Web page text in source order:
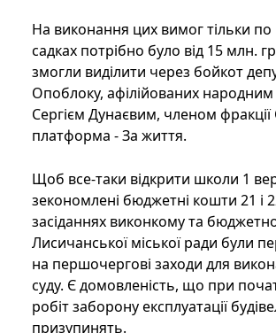
На виконання цих вимог тільки по
садках потрібно було від 15 млн.
змогли виділити через бойкот
Опоблоку, афілійованих
Сергієм Дунаєвим, членом
платформа - За життя.
Щоб все-таки відкрити школи 1
зекономлені бюджетні кошти 21 і
засіданнях виконкому та
Лисичанської міської ради були
на першочергові заходи для
суду. Є домовленість, що при
робіт заборону експлуатації
призупинять.